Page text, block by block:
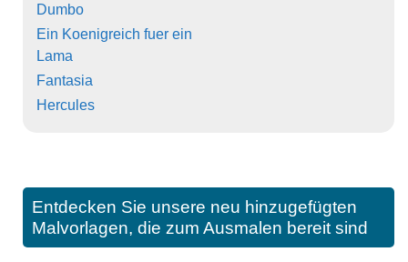
Dumbo
Ein Koenigreich fuer ein
Lama
Fantasia
Hercules
Entdecken Sie unsere neu hinzugefügten
Malvorlagen, die zum Ausmalen bereit sind